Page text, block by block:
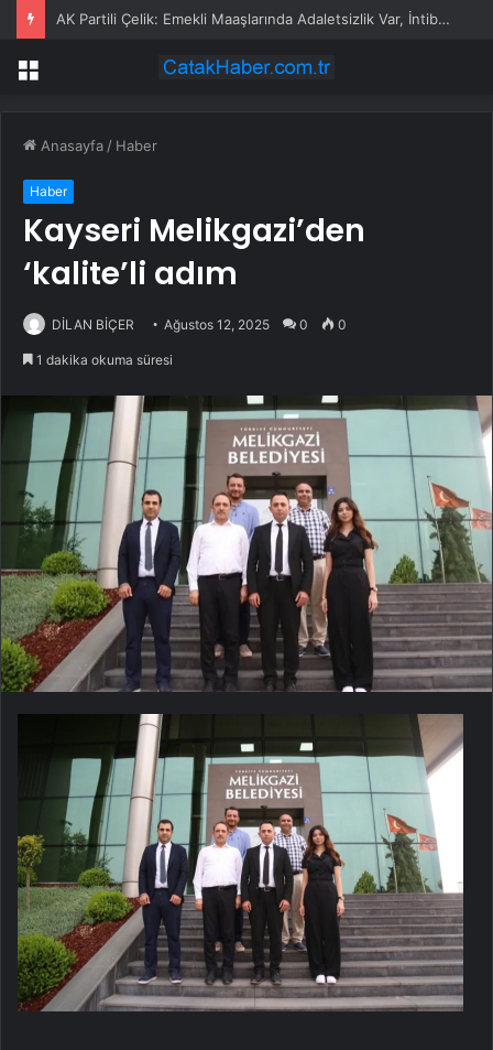
AK Partili Çelik: Emekli Maaşlarında Adaletsizlik Var, İntibak Zorunlu
Menü
Anasayfa / Haber
Haber
Kayseri Melikgazi’den
‘kalite’li adım
DİLAN BİÇER Ağustos 12, 2025 0 0
1 dakika okuma süresi